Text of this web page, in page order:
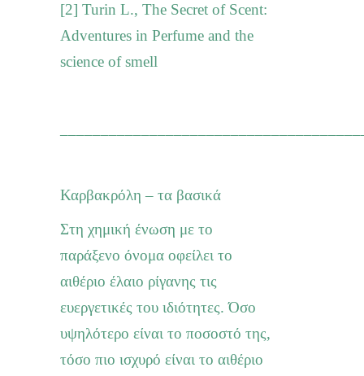
[2] Turin L., The Secret of Scent:
Adventures in Perfume and the
science of smell
Καρβακρόλη – τα βασικά
Στη χημική ένωση με το
παράξενο όνομα οφείλει το
αιθέριο έλαιο ρίγανης τις
ευεργετικές του ιδιότητες. Όσο
υψηλότερο είναι το ποσοστό της,
τόσο πιο ισχυρό είναι το αιθέριο